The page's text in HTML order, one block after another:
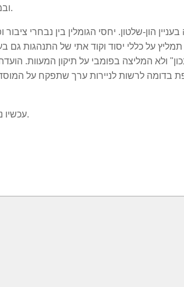
ובמורד הפירמידה, תטפל בהגבלת חלוקת הדיבידנד כולל בהגדרת זמן.
הון-שלטון. יחסי הגומלין בין נבחרי
על כללי יסוד וקוד אתי של התנהגות גם
ולא המליצה בפומבי על תיקון המעוות.
בדומה לרשות לניירות ערך שתפקח על
עכשיו נותר לקוות, שההמלצות אפילו ברכותן, תיושמנה. גם זה פתח לתקווה.